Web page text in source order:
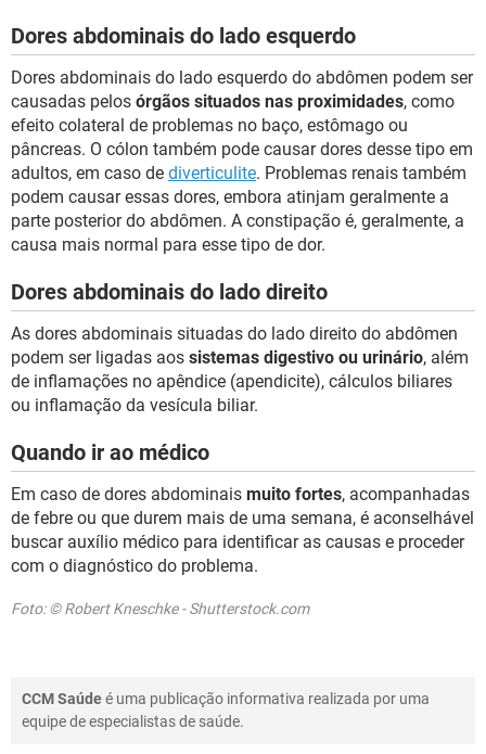
Dores abdominais do lado esquerdo
Dores abdominais do lado esquerdo do abdômen podem ser
causadas pelos órgãos situados nas proximidades, como
efeito colateral de problemas no baço, estômago ou
pâncreas. O cólon também pode causar dores desse tipo em
adultos, em caso de diverticulite. Problemas renais também
podem causar essas dores, embora atinjam geralmente a
parte posterior do abdômen. A constipação é, geralmente, a
causa mais normal para esse tipo de dor.
Dores abdominais do lado direito
As dores abdominais situadas do lado direito do abdômen
podem ser ligadas aos sistemas digestivo ou urinário, além
de inflamações no apêndice (apendicite), cálculos biliares
ou inflamação da vesícula biliar.
Quando ir ao médico
Em caso de dores abdominais muito fortes, acompanhadas
de febre ou que durem mais de uma semana, é aconselhável
buscar auxílio médico para identificar as causas e proceder
com o diagnóstico do problema.
Foto: © Robert Kneschke - Shutterstock.com
CCM Saúdeé uma publicação informativa realizada por uma
equipe de especialistas de saúde.